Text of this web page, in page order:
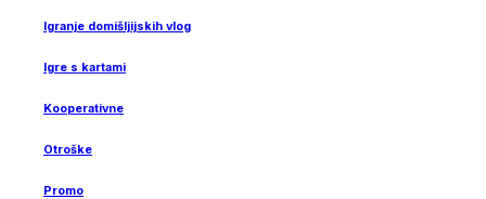
Igranje domišljijskih vlog
Igre s kartami
Kooperativne
Otroške
Promo